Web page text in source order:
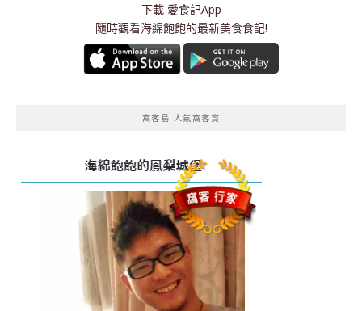
下載 愛食記App
隨時觀看海綿飽飽的最新美食食記!
窩客島 人氣窩客賞